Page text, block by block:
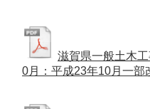
滋賀県一般土木
0月：平成23年10月一部